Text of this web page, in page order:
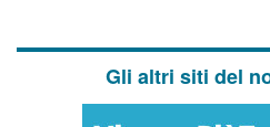
Gli altri siti del